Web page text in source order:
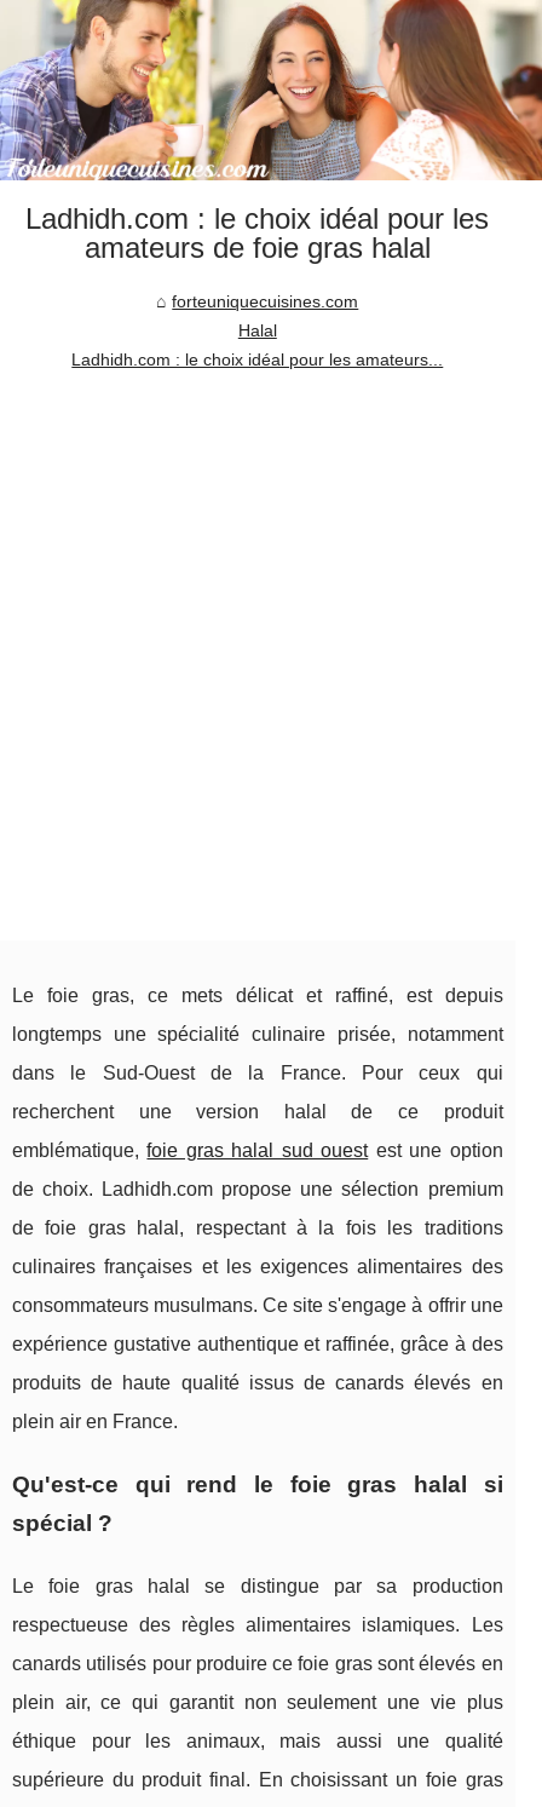
Ladhidh.com : le choix idéal pour les
amateurs de foie gras halal
forteuniquecuisines.com
Halal
Ladhidh.com : le choix idéal pour les amateurs...
Le foie gras, ce mets délicat et raffiné, est depuis
longtemps une spécialité culinaire prisée, notamment
dans le Sud-Ouest de la France. Pour ceux qui
recherchent une version halal de ce produit
emblématique,foie gras halal sud ouestest une option
de choix. Ladhidh.com propose une sélection premium
de foie gras halal, respectant à la fois les traditions
culinaires françaises et les exigences alimentaires des
consommateurs musulmans. Ce site s'engage à offrir une
expérience gustative authentique et raffinée, grâce à des
produits de haute qualité issus de canards élevés en
plein air en France.
Qu'est-ce qui rend le foie gras halal si
spécial ?
Le foie gras halal se distingue par sa production
respectueuse des règles alimentaires islamiques. Les
canards utilisés pour produire ce foie gras sont élevés en
plein air, ce qui garantit non seulement une vie plus
éthique pour les animaux, mais aussi une qualité
supérieure du produit final. En choisissant un foie gras